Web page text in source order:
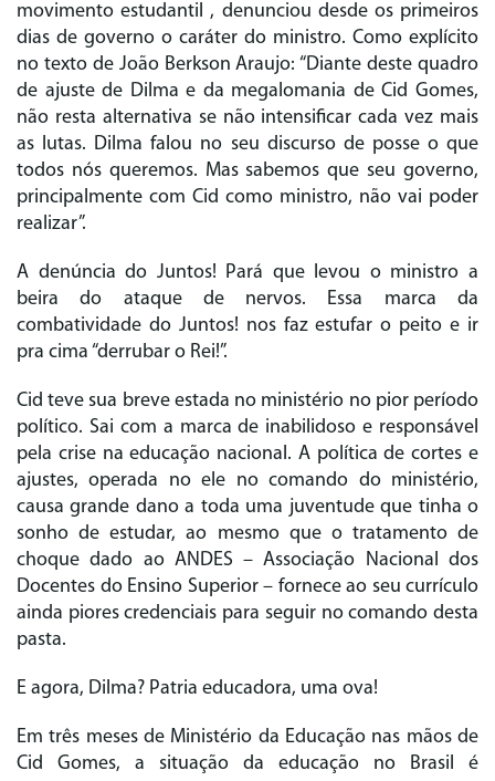
movimento estudantil , denunciou desde os primeiros
dias de governo o caráter do ministro. Como explícito
no texto de João Berkson Araujo: “Diante deste quadro
de ajuste de Dilma e da megalomania de Cid Gomes,
não resta alternativa se não intensificar cada vez mais
as lutas. Dilma falou no seu discurso de posse o que
todos nós queremos. Mas sabemos que seu governo,
principalmente com Cid como ministro, não vai poder
realizar”.
A denúncia do Juntos! Pará que levou o ministro a
beira do ataque de nervos. Essa marca da
combatividade do Juntos! nos faz estufar o peito e ir
pra cima “derrubar o Rei!”.
Cid teve sua breve estada no ministério no pior período
político. Sai com a marca de inabilidoso e responsável
pela crise na educação nacional. A política de cortes e
ajustes, operada no ele no comando do ministério,
causa grande dano a toda uma juventude que tinha o
sonho de estudar, ao mesmo que o tratamento de
choque dado ao ANDES – Associação Nacional dos
Docentes do Ensino Superior – fornece ao seu currículo
ainda piores credenciais para seguir no comando desta
pasta.
E agora, Dilma? Patria educadora, uma ova!
Em três meses de Ministério da Educação nas mãos de
Cid Gomes, a situação da educação no Brasil é